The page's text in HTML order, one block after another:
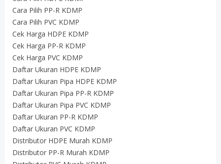
Cara Pilih PP-R KDMP
Cara Pilih PVC KDMP
Cek Harga HDPE KDMP
Cek Harga PP-R KDMP
Cek Harga PVC KDMP
Daftar Ukuran HDPE KDMP
Daftar Ukuran Pipa HDPE KDMP
Daftar Ukuran Pipa PP-R KDMP
Daftar Ukuran Pipa PVC KDMP
Daftar Ukuran PP-R KDMP
Daftar Ukuran PVC KDMP
Distributor HDPE Murah KDMP
Distributor PP-R Murah KDMP